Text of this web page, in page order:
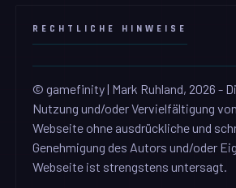
RECHTLICHE HINWEISE
© gamefinity | Mark Ruhland, 2026 -
Nutzung und/oder Vervielfältigung
Webseite ohne ausdrückliche und
Genehmigung des Autors und/oder
Webseite ist strengstens untersagt.